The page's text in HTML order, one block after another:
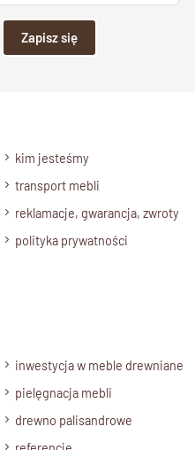
Zapisz się
kim jesteśmy
transport mebli
reklamacje, gwarancja, zwroty
polityka prywatności
inwestycja w meble drewniane
pielęgnacja mebli
drewno palisandrowe